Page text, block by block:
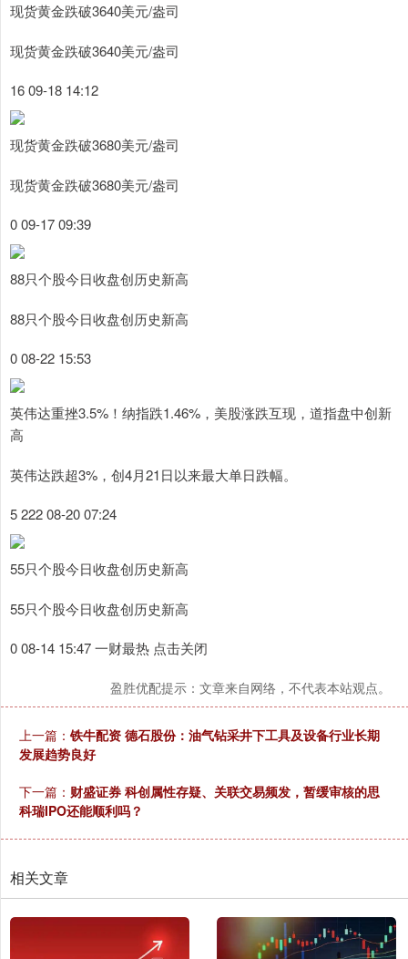
现货黄金跌破3640美元/盎司
现货黄金跌破3640美元/盎司
16 09-18 14:12
现货黄金跌破3680美元/盎司
现货黄金跌破3680美元/盎司
0 09-17 09:39
88只个股今日收盘创历史新高
88只个股今日收盘创历史新高
0 08-22 15:53
英伟达重挫3.5%！纳指跌1.46%，美股涨跌互现，道指盘中创新
高
英伟达跌超3%，创4月21日以来最大单日跌幅。
5 222 08-20 07:24
55只个股今日收盘创历史新高
55只个股今日收盘创历史新高
0 08-14 15:47 一财最热 点击关闭
盈胜优配提示：文章来自网络，不代表本站观点。
上一篇： 铁牛配资 德石股份：油气钻采井下工具及设备行业长期
发展趋势良好
下一篇： 财盛证券 科创属性存疑、关联交易频发，暂缓审核的思
科瑞IPO还能顺利吗？
相关文章